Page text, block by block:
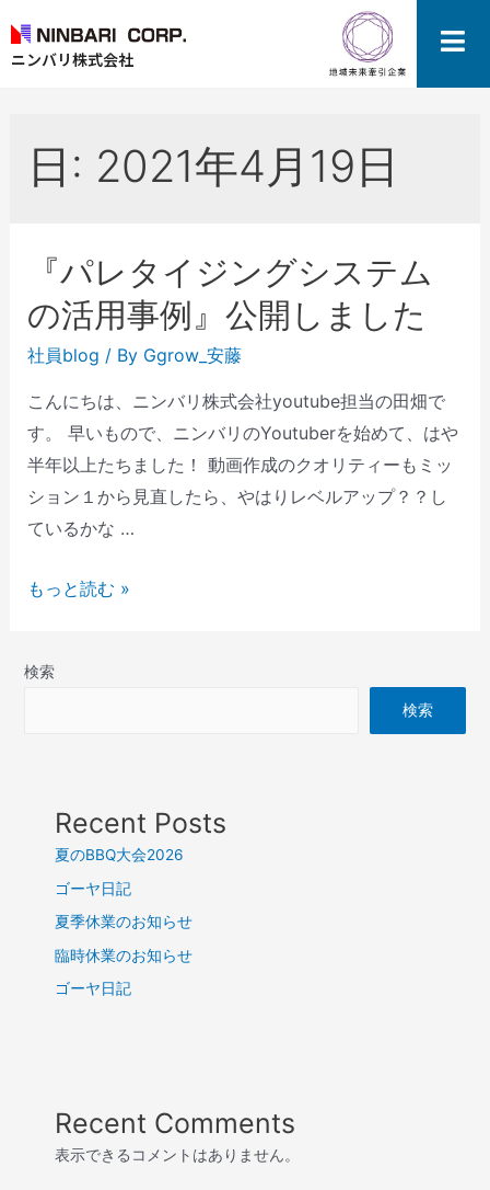
ニンバリ株式会社
日: 2021年4月19日
『パレタイジングシステム
の活用事例』公開しました
社員blog / By Ggrow_安藤
こんにちは、ニンバリ株式会社youtube担当の田畑で
す。 早いもので、ニンバリのYoutuberを始めて、はや
半年以上たちました！ 動画作成のクオリティーもミッ
ション１から見直したら、やはりレベルアップ？？し
ているかな …
もっと読む »
検索
検索
Recent Posts
夏のBBQ大会2026
ゴーヤ日記
夏季休業のお知らせ
臨時休業のお知らせ
ゴーヤ日記
Recent Comments
表示できるコメントはありません。